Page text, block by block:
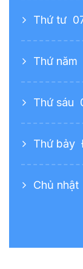
Thứ tư
Thứ năm
Thứ sáu
Thứ bảy
Chủ nhật